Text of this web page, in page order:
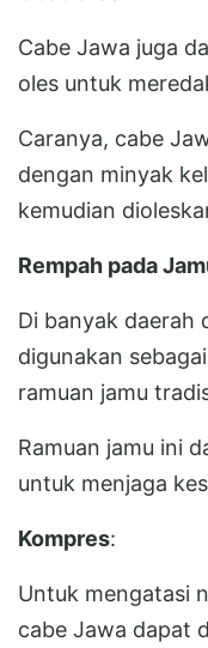
Cabe Jawa juga
oles untuk
Caranya, cabe
dengan minyak
kemudian
Rempah pada
Di banyak daerah
digunakan
ramuan jamu
Ramuan jamu ini
untuk menjaga
Kompres:
Untuk mengatasi
cabe Jawa dapat